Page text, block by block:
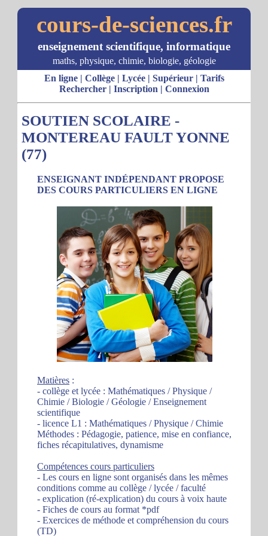
cours-de-sciences.fr
enseignement scientifique, informatique
maths, physique, chimie, biologie, géologie
En ligne| Collège| Lycée| Supérieur| Tarifs
Rechercher| Inscription | Connexion
SOUTIEN SCOLAIRE -
MONTEREAU FAULT YONNE
(77)
ENSEIGNANT INDÉPENDANT PROPOSE
DES COURS PARTICULIERS EN LIGNE
Matières :
- collège et lycée : Mathématiques / Physique /
Chimie / Biologie / Géologie / Enseignement
scientifique
- licence L1 : Mathématiques / Physique / Chimie
Méthodes : Pédagogie, patience, mise en confiance,
fiches récapitulatives, dynamisme
Compétences cours particuliers
- Les cours en ligne sont organisés dans les mêmes
conditions comme au collège / lycée / faculté
- explication (ré-explication) du cours à voix haute
- Fiches de cours au format *pdf
- Exercices de méthode et compréhension du cours
(TD)